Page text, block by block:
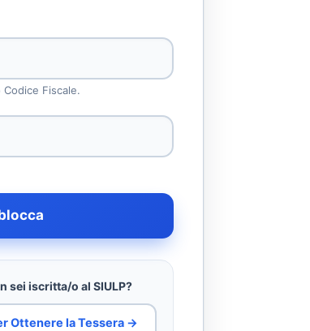
Fiscale.
sei iscritta/o al SIULP?
Ottenere la Tessera →